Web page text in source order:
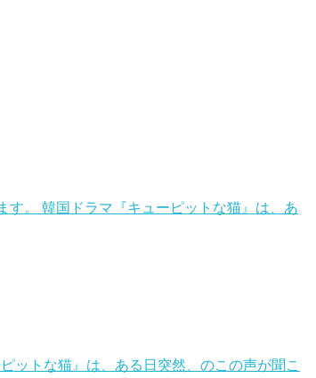
。 韓国ドラマ『キューピットな猫』は、あ
ットな猫』は、ある日突然、のこの声が聞こ